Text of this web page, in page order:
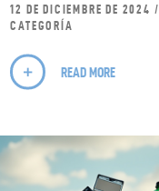
12 DE DICIEMBRE DE 2024
CATEGORÍA
READ MORE